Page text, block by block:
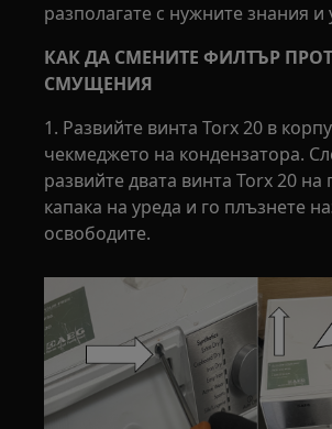
разполагате с нужните знания и
КАК ДА СМЕНИТЕ ФИЛТЪР
СМУЩЕНИЯ
1. Развийте винта Torx 20 в
чекмеджето на кондензатора.
развийте двата винта Torx 20 на
капака на уреда и го плъзнете
освободите.